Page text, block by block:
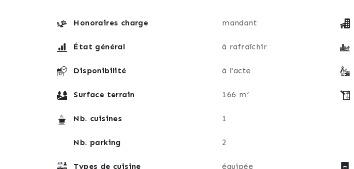
Honoraires charge mandant
État général à rafraîchir
Disponibilité à l'acte
Surface terrain 166 m²
Nb. cuisines 1
Nb. parking 2
Types de cuisine équipée